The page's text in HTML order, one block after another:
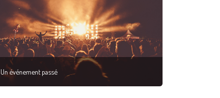
Un événement passé